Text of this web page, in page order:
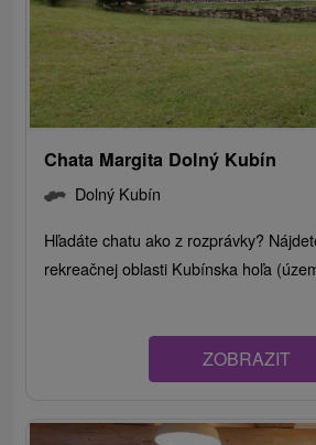
Chata Margita Dolný Kubín
Dolný Kubín
Hľadáte chatu ako z rozprávky?
rekreačnej oblasti Kubínska hoľa
ZOBRAZIT